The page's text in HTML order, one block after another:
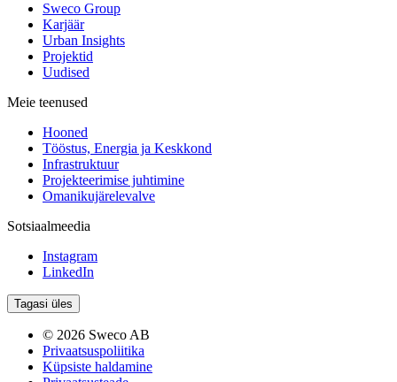
Sweco Group
Karjäär
Urban Insights
Projektid
Uudised
Meie teenused
Hooned
Tööstus, Energia ja Keskkond
Infrastruktuur
Projekteerimise juhtimine
Omanikujärelevalve
Sotsiaalmeedia
Instagram
LinkedIn
Tagasi üles
© 2026 Sweco AB
Privaatsuspoliitika
Küpsiste haldamine